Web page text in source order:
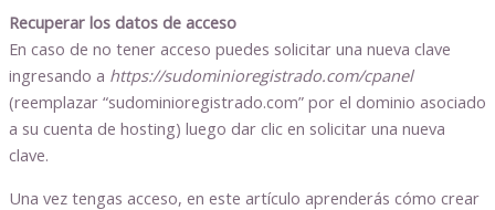
Recuperar los datos de acceso
En caso de no tener acceso puedes solicitar una nueva clave
ingresando a https://sudominioregistrado.com/cpanel
(reemplazar “sudominioregistrado.com” por el dominio asociado
a su cuenta de hosting) luego dar clic en solicitar una nueva
clave.
Una vez tengas acceso, en este artículo aprenderás cómo crear